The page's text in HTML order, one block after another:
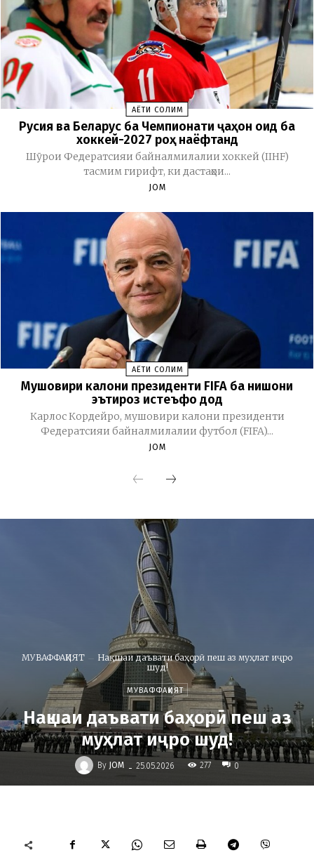
ҲАЁТИ СОЛИМ
Русия ва Беларус ба Чемпионати ҷаҳон оид ба
хоккей-2027 роҳ наёфтанд
Шӯрои Федератсияи байналмилалии хоккей (IIHF)
тасмим гирифт, ки дастаҳои...
JOM
ҲАЁТИ СОЛИМ
Мушовири калони президенти FIFA ба нишони
эътироз истеъфо дод
Карлос Кордейро, мушовири калони президенти
Федератсияи байналмилалии футбол (FIFA)...
JOM